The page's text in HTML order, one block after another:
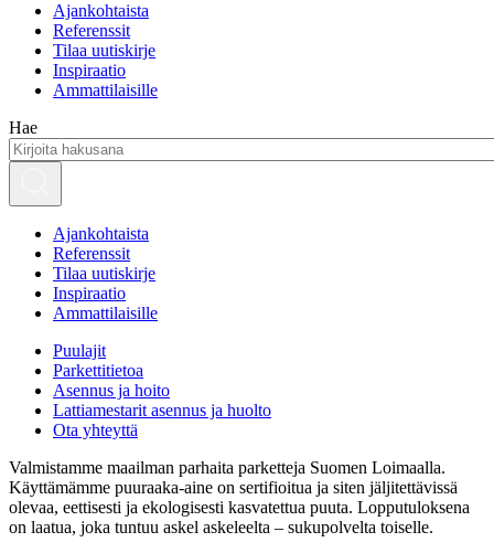
Ajankohtaista
Referenssit
Tilaa uutiskirje
Inspiraatio
Ammattilaisille
Hae
Ajankohtaista
Referenssit
Tilaa uutiskirje
Inspiraatio
Ammattilaisille
Puulajit
Parkettitietoa
Asennus ja hoito
Lattiamestarit asennus ja huolto
Ota yhteyttä
Valmistamme maailman parhaita parketteja Suomen Loimaalla.
Käyttämämme puuraaka-aine on sertifioitua ja siten jäljitettävissä
olevaa, eettisesti ja ekologisesti kasvatettua puuta. Lopputuloksena
on laatua, joka tuntuu askel askeleelta – sukupolvelta toiselle.